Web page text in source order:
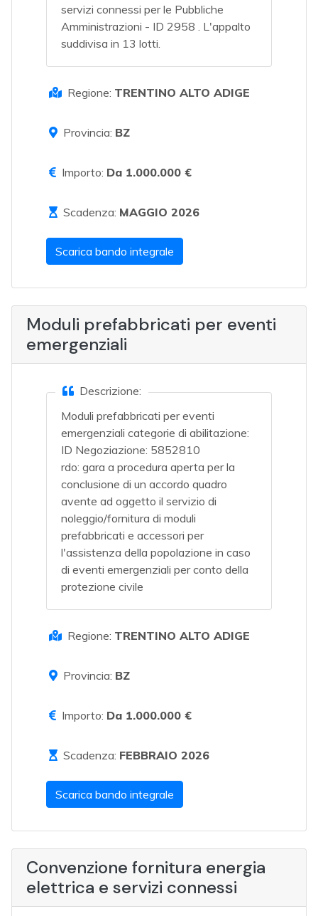
servizi connessi per le Pubbliche
Amministrazioni - ID 2958 . L'appalto
suddivisa in 13 lotti.
Regione: TRENTINO ALTO ADIGE
Provincia: BZ
Importo: Da 1.000.000 €
Scadenza: MAGGIO 2026
Scarica bando integrale
Moduli prefabbricati per eventi
emergenziali
Descrizione:
Moduli prefabbricati per eventi
emergenziali categorie di abilitazione:
ID Negoziazione: 5852810
rdo: gara a procedura aperta per la
conclusione di un accordo quadro
avente ad oggetto il servizio di
noleggio/fornitura di moduli
prefabbricati e accessori per
l'assistenza della popolazione in caso
di eventi emergenziali per conto della
protezione civile
Regione: TRENTINO ALTO ADIGE
Provincia: BZ
Importo: Da 1.000.000 €
Scadenza: FEBBRAIO 2026
Scarica bando integrale
Convenzione fornitura energia
elettrica e servizi connessi